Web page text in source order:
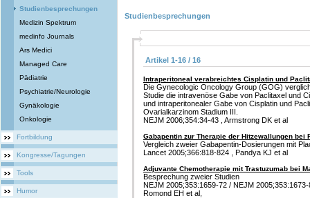
Studienbesprechungen
Medizin Spektrum
medinfo Journals
Ars Medici
Managed Care
Pädiatrie
Psychiatrie/Neurologie
Gynäkologie
Onkologie
Fortbildung
Kongresse/Tagungen
Tools
Humor
Studienbesprechungen
Artikel 1-16 / 16
Intraperitoneal verabreichtes Cisplatin und
Die Gynecologic Oncology Group (GOG)
Studie die intravenöse Gabe von Paclitaxel und
und intraperitonealer Gabe von Cisplatin und
Ovarialkarzinom Stadium III.
NEJM 2006;354:34-43 , Armstrong DK et al
Gabapentin zur Therapie der Hitzewallungen bei
Vergleich zweier Gabapentin-Dosierungen mit
Lancet 2005;366:818-824 , Pandya KJ et al
Adjuvante Chemotherapie mit Trastuzumab bei
Besprechung zweier Studien
NEJM 2005;353:1659-72 / NEJM
Romond EH et al,